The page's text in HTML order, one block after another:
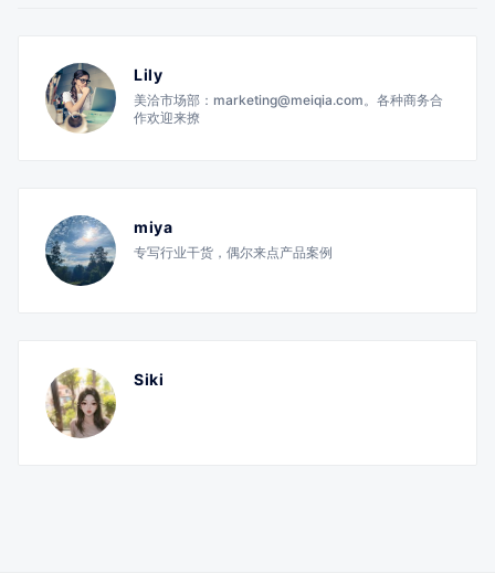
Lily
美洽市场部：marketing@meiqia.com。各种商务合
作欢迎来撩
miya
专写行业干货，偶尔来点产品案例
Siki